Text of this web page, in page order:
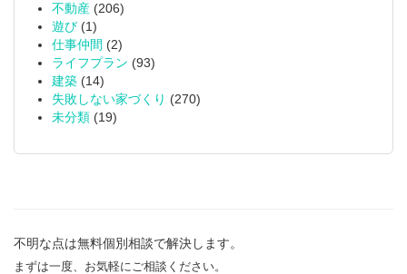
不動産 (206)
遊び (1)
仕事仲間 (2)
ライフプラン (93)
建築 (14)
失敗しない家づくり (270)
未分類 (19)
不明な点は無料個別相談で解決します。
まずは一度、お気軽にご相談ください。